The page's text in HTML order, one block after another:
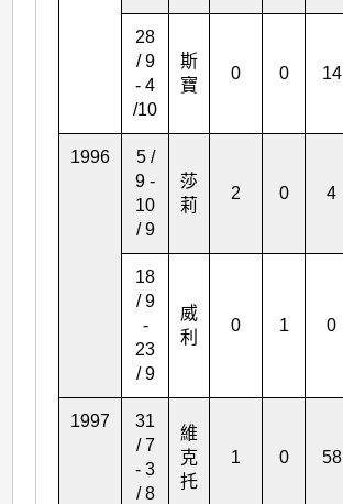
28
/ 9
- 4
/10
斯
寶
0 0 14
1996
5 /
9 -
10
/ 9
莎
莉
2 0 4
18
/ 9
-
23
/ 9
威
利
0 1 0
1997
31
/ 7
- 3
/ 8
維
克
托
1 0 58